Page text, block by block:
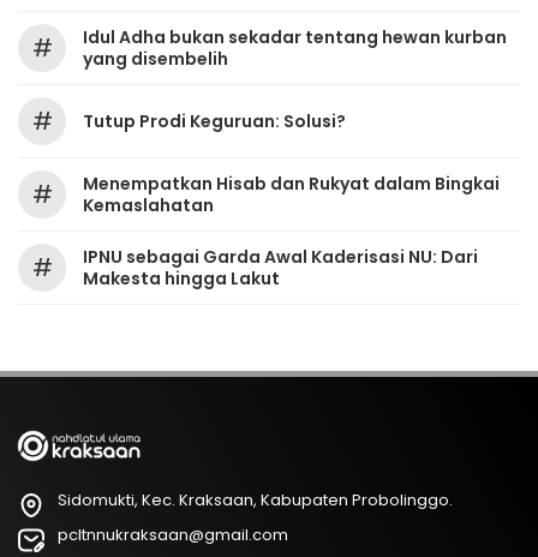
#
Idul Adha bukan sekadar tentang hewan kurban
yang disembelih
# Tutup Prodi Keguruan: Solusi?
#
Menempatkan Hisab dan Rukyat dalam Bingkai
Kemaslahatan
#
IPNU sebagai Garda Awal Kaderisasi NU: Dari
Makesta hingga Lakut
Sidomukti, Kec. Kraksaan, Kabupaten Probolinggo.
pcltnnukraksaan@gmail.com